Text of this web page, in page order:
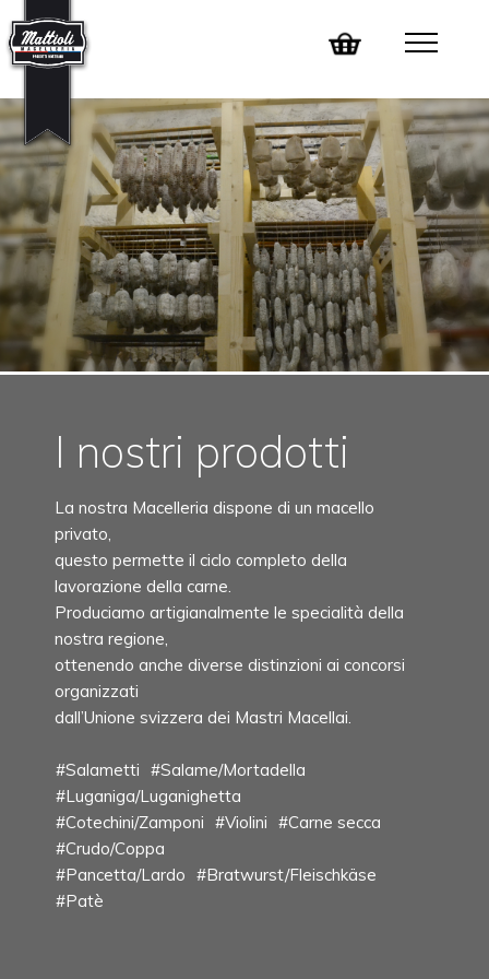
I nostri prodotti
La nostra Macelleria dispone di un macello
privato,
questo permette il ciclo completo della
lavorazione della carne.
Produciamo artigianalmente le specialità della
nostra regione,
ottenendo anche diverse distinzioni ai concorsi
organizzati
dall’Unione svizzera dei Mastri Macellai.
#Salametti #Salame/Mortadella
#Luganiga/Luganighetta
#Cotechini/Zamponi #Violini #Carne secca
#Crudo/Coppa
#Pancetta/Lardo #Bratwurst/Fleischkäse
#Patè